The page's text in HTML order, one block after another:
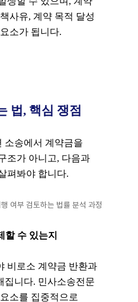
사유, 계약 목적 달성
소가 됩니다.
법, 핵심 쟁점
소송에서 계약금을
조가 아니고, 다음과
펴봐야 합니다.
할 수 있는지
비로소 계약금 반환과
집니다. 민사소송전문
소를 집중적으로